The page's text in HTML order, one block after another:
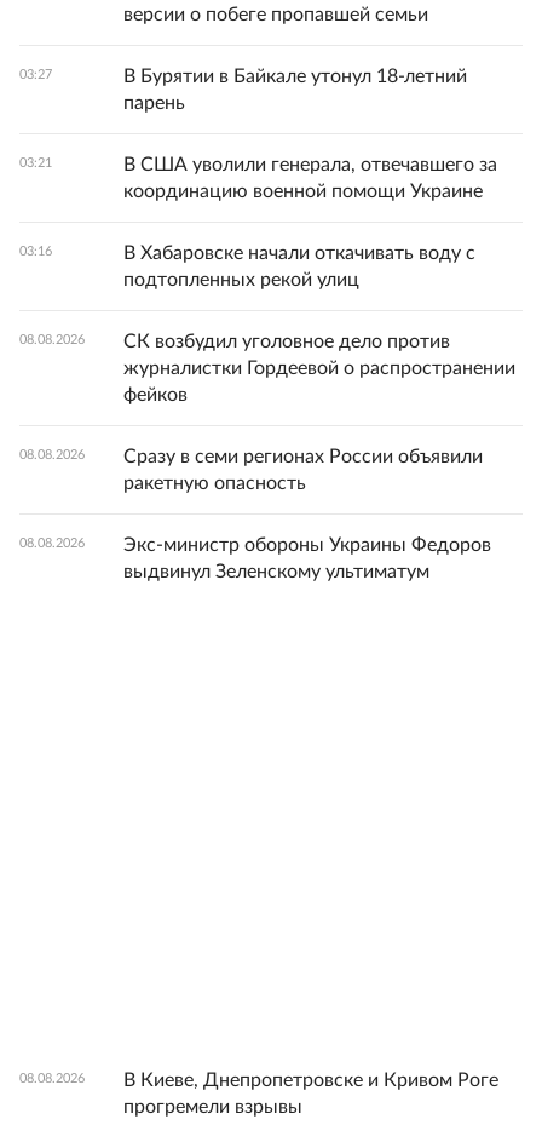
версии о побеге пропавшей семьи
03:27
В Бурятии в Байкале утонул 18-летний
парень
03:21
В США уволили генерала, отвечавшего за
координацию военной помощи Украине
03:16
В Хабаровске начали откачивать воду с
подтопленных рекой улиц
08.08.2026
СК возбудил уголовное дело против
журналистки Гордеевой о распространении
фейков
08.08.2026
Сразу в семи регионах России объявили
ракетную опасность
08.08.2026
Экс-министр обороны Украины Федоров
выдвинул Зеленскому ультиматум
08.08.2026
В Киеве, Днепропетровске и Кривом Роге
прогремели взрывы